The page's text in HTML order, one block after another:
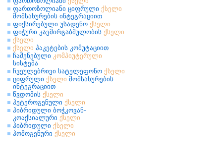
ფართოზოლიანი ციფრული ქსელი
მომსახურების ინტეგრაციით
ფიქსირებული უსადენო ქსელი
ფიჭური კავშირგაბმულობის ქსელი
ქსელი
ქსელი პაკეტების კომუტაციით
ჩაშენებული კომპიუტერული
სისტემა
ჩვეულებრივი სატელეფონო ქსელი
ციფრული ქსელი მომსახურების
ინტეგრაციით
წვდომის ქსელი
ჰეტეროგენული ქსელი
ჰიბრიდული ბოჭკოვან-
კოაქსიალური ქსელი
ჰიბრიდული ქსელი
ჰომოგენური ქსელი